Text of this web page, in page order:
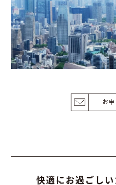
お
快適にお過ごしい